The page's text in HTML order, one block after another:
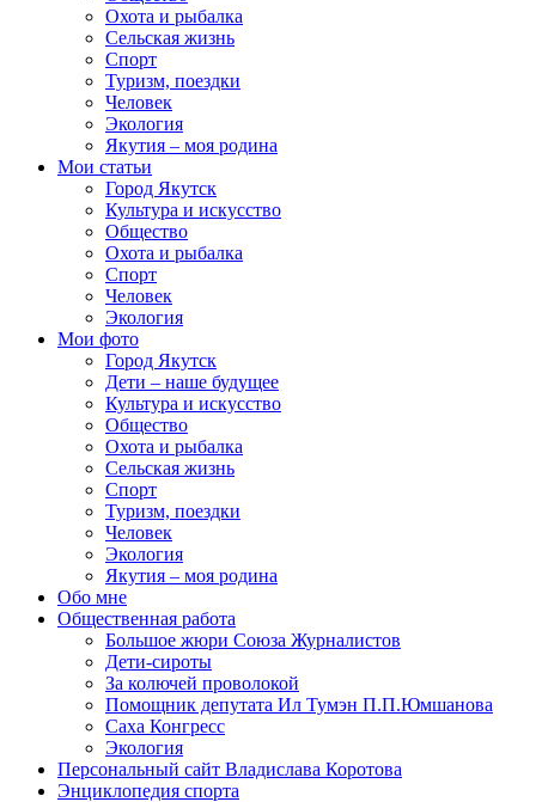
Охота и рыбалка
Сельская жизнь
Спорт
Туризм, поездки
Человек
Экология
Якутия – моя родина
Мои статьи
Город Якутск
Культура и искусство
Общество
Охота и рыбалка
Спорт
Человек
Экология
Мои фото
Город Якутск
Дети – наше будущее
Культура и искусство
Общество
Охота и рыбалка
Сельская жизнь
Спорт
Туризм, поездки
Человек
Экология
Якутия – моя родина
Обо мне
Общественная работа
Большое жюри Союза Журналистов
Дети-сироты
За колючей проволокой
Помощник депутата Ил Тумэн П.П.Юмшанова
Саха Конгресс
Экология
Персональный сайт Владислава Коротова
Энциклопедия спорта